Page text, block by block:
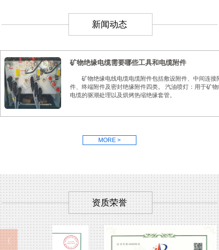
新闻动态
矿物绝缘电缆需要哪些工具和电缆附件
矿物绝缘电线电缆电缆附件包括敷设附件、中间连接
件、终端附件及密封绝缘附件四类。 汽油喷灯：用于矿
电缆的驱潮处理以及烘烤热缩绝缘套管。
MORE >
资质荣誉